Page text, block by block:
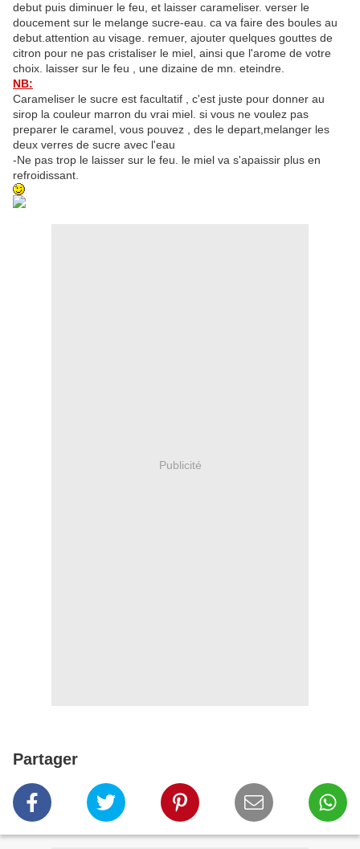
debut puis diminuer le feu, et laisser carameliser. verser le
doucement sur le melange sucre-eau. ca va faire des boules au
debut.attention au visage. remuer, ajouter quelques gouttes de
citron pour ne pas cristaliser le miel, ainsi que l'arome de votre
choix. laisser sur le feu , une dizaine de mn. eteindre.
NB:
Carameliser le sucre est facultatif , c'est juste pour donner au
sirop la couleur marron du vrai miel. si vous ne voulez pas
preparer le caramel, vous pouvez , des le depart,melanger les
deux verres de sucre avec l'eau
-Ne pas trop le laisser sur le feu. le miel va s'apaissir plus en
refroidissant.
Publicité
Partager